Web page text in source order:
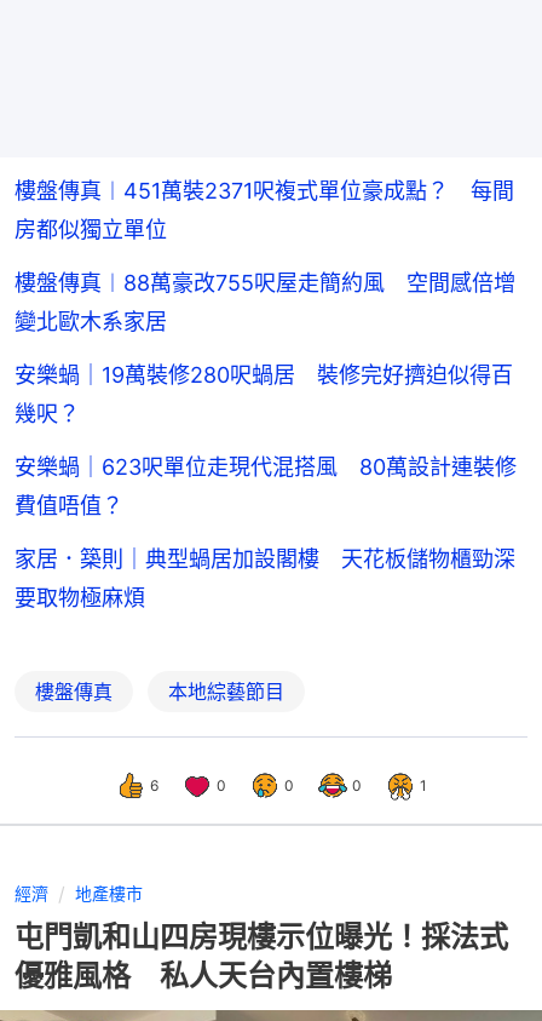
樓盤傳真︱451萬裝2371呎複式單位豪成點？ 每間
房都似獨立單位
樓盤傳真︱88萬豪改755呎屋走簡約風 空間感倍增
變北歐木系家居
安樂蝸｜19萬裝修280呎蝸居 裝修完好擠迫似得百
幾呎？
安樂蝸｜623呎單位走現代混搭風 80萬設計連裝修
費值唔值？
家居．築則｜典型蝸居加設閣樓 天花板儲物櫃勁深
要取物極麻煩
樓盤傳真 本地綜藝節目
6 0 0 0 1
經濟 地產樓市
屯門凱和山四房現樓示位曝光！採法式
優雅風格 私人天台內置樓梯